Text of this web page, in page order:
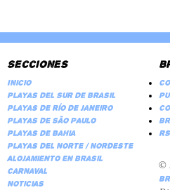
Secciones
Inicio
Playas del Sur de Brasil
Playas de Río de Janeiro
Playas de São Paulo
Playas de Bahia
Playas del Norte / Nordeste
Alojamiento en Brasil
Carnaval
Noticias
©